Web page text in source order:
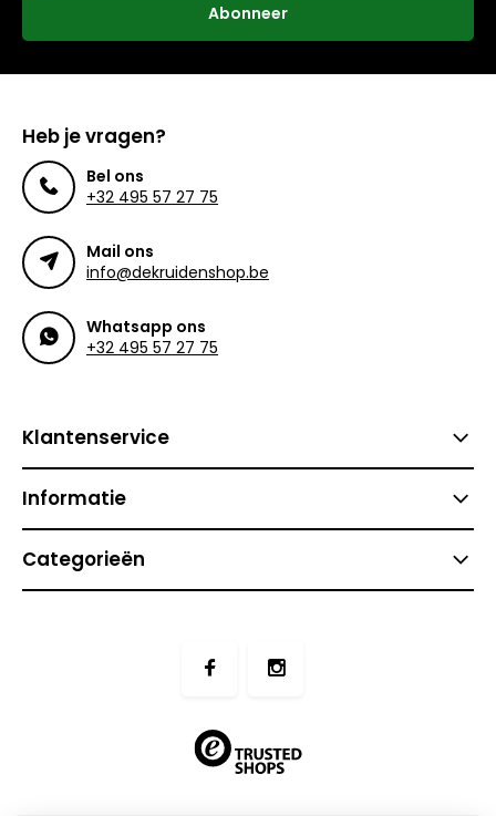
Abonneer
Heb je vragen?
Bel ons
+32 495 57 27 75
Mail ons
info@dekruidenshop.be
Whatsapp ons
+32 495 57 27 75
Klantenservice
Informatie
Categorieën